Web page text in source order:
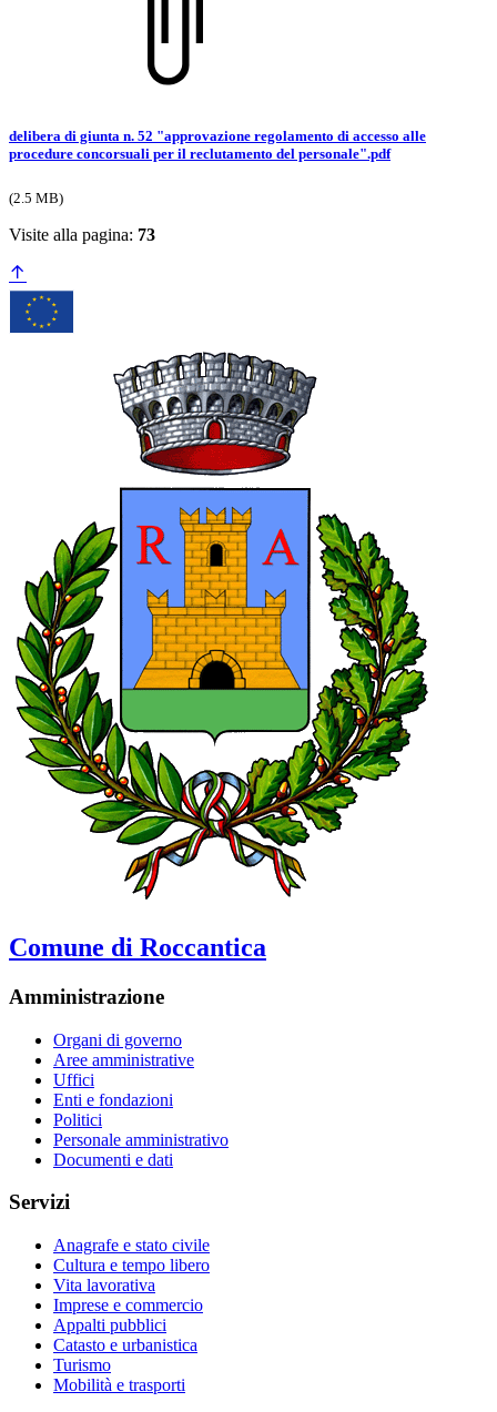
delibera di giunta n. 52 "approvazione regolamento di accesso alle
procedure concorsuali per il reclutamento del personale".pdf
(2.5 MB)
Visite alla pagina: 73
Comune di Roccantica
Amministrazione
Organi di governo
Aree amministrative
Uffici
Enti e fondazioni
Politici
Personale amministrativo
Documenti e dati
Servizi
Anagrafe e stato civile
Cultura e tempo libero
Vita lavorativa
Imprese e commercio
Appalti pubblici
Catasto e urbanistica
Turismo
Mobilità e trasporti